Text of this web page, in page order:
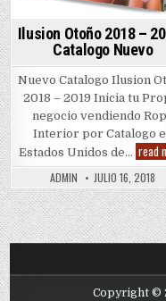
Ilusion Otoño 2018 –
Catalogo Nuevo
Nuevo Catalogo Ilusion
2018 – 2019 Inicia tu
negocio vendiendo
Interior por Catalogo
Estados Unidos de… read
ADMIN JULIO 16, 2018
Copyright ©